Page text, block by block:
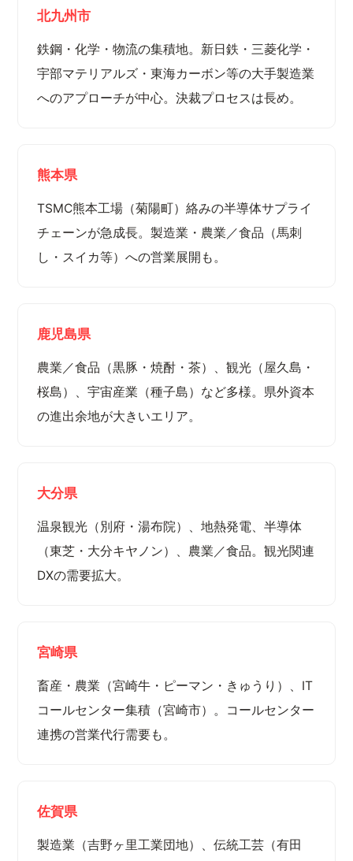
北九州市
鉄鋼・化学・物流の集積地。新日鉄・三菱化学・
宇部マテリアルズ・東海カーボン等の大手製造業
へのアプローチが中心。決裁プロセスは長め。
熊本県
TSMC熊本工場（菊陽町）絡みの半導体サプライ
チェーンが急成長。製造業・農業／食品（馬刺
し・スイカ等）への営業展開も。
鹿児島県
農業／食品（黒豚・焼酎・茶）、観光（屋久島・
桜島）、宇宙産業（種子島）など多様。県外資本
の進出余地が大きいエリア。
大分県
温泉観光（別府・湯布院）、地熱発電、半導体
（東芝・大分キヤノン）、農業／食品。観光関連
DXの需要拡大。
宮崎県
畜産・農業（宮崎牛・ピーマン・きゅうり）、IT
コールセンター集積（宮崎市）。コールセンター
連携の営業代行需要も。
佐賀県
製造業（吉野ヶ里工業団地）、伝統工芸（有田